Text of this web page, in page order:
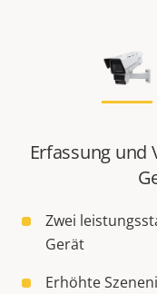
Erfassung und
Zwei
Gerät
Erhöhte